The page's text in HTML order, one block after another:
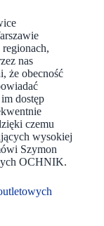
nas
że obecność
dostęp
czemu
wysokiej
Szymon
OCHNIK.